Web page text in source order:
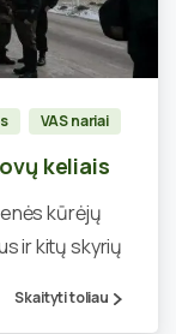
0
VAS nariai
keliais
kūrėjų
ir kitų skyrių
Skaityti toliau